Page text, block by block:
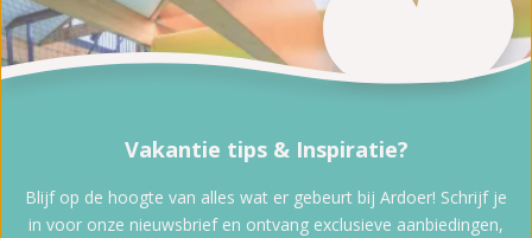
Vakantie tips & Inspiratie?
Blijf op de hoogte van alles wat er gebeurt bij Ardoer! Schrijf je
in voor onze nieuwsbrief en ontvang exclusieve aanbiedingen,